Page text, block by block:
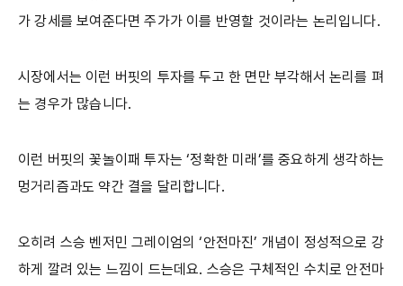
가 강세를 보여준다면 주가가 이를 반영할 것이라는 논리입니다.
시장에서는 이런 버핏의 투자를 두고 한 면만 부각해서 논리를 펴
는 경우가 많습니다.
이런 버핏의 꽃놀이패 투자는 ‘정확한 미래’를 중요하게 생각하는
멍거리즘과도 약간 결을 달리합니다.
오히려 스승 벤저민 그레이엄의 ‘안전마진’ 개념이 정성적으로 강
하게 깔려 있는 느낌이 드는데요. 스승은 구체적인 수치로 안전마